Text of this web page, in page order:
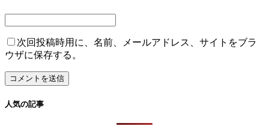
次回投稿時用に、名前、メールアドレス、サイトをブラ
ウザに保存する。
人気の記事